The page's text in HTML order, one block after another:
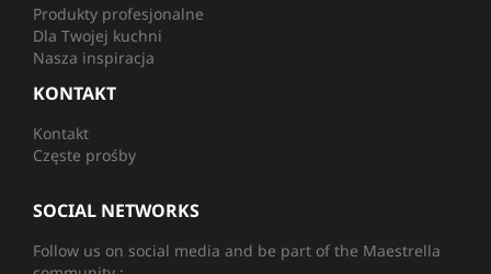
Produkty profesjonalne
Dla Twojej kuchni
Nasza inspiracja
KONTAKT
Kontakt
Częste prośby
SOCIAL NETWORKS
Follow us on social media and be part of the Maestrella